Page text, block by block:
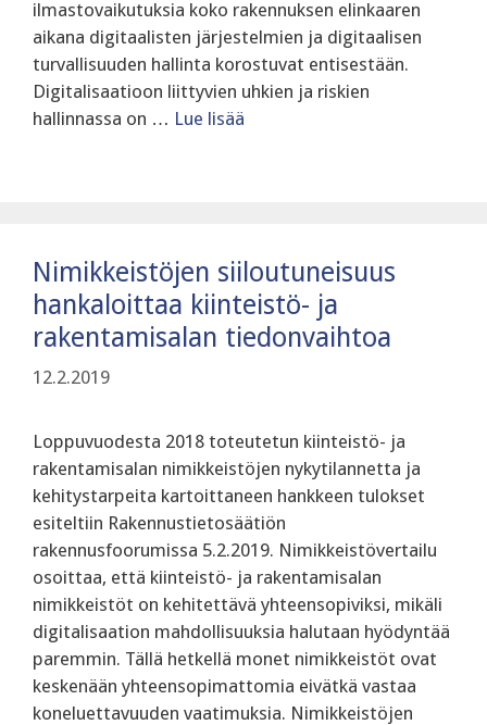
ilmastovaikutuksia koko rakennuksen elinkaaren
aikana digitaalisten järjestelmien ja digitaalisen
turvallisuuden hallinta korostuvat entisestään.
Digitalisaatioon liittyvien uhkien ja riskien
hallinnassa on … Lue lisää
Nimikkeistöjen siiloutuneisuus
hankaloittaa kiinteistö- ja
rakentamisalan tiedonvaihtoa
12.2.2019
Loppuvuodesta 2018 toteutetun kiinteistö- ja
rakentamisalan nimikkeistöjen nykytilannetta ja
kehitystarpeita kartoittaneen hankkeen tulokset
esiteltiin Rakennustietosäätiön
rakennusfoorumissa 5.2.2019. Nimikkeistövertailu
osoittaa, että kiinteistö- ja rakentamisalan
nimikkeistöt on kehitettävä yhteensopiviksi, mikäli
digitalisaation mahdollisuuksia halutaan hyödyntää
paremmin. Tällä hetkellä monet nimikkeistöt ovat
keskenään yhteensopimattomia eivätkä vastaa
koneluettavuuden vaatimuksia. Nimikkeistöjen